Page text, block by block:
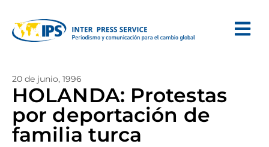
20 de junio, 1996
HOLANDA: Protestas
por deportación de
familia turca